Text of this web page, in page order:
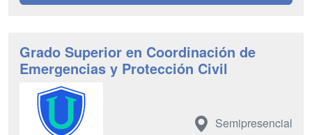
Grado Superior en Coordinación de
Emergencias y Protección Civil
Semipresencial